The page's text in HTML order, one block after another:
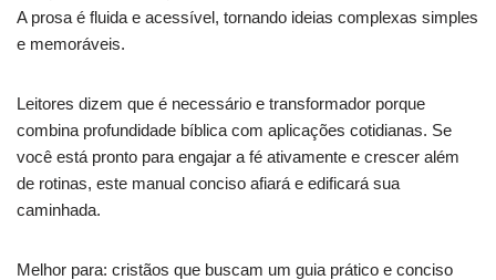
A prosa é fluida e acessível, tornando ideias complexas simples
e memoráveis.
Leitores dizem que é necessário e transformador porque
combina profundidade bíblica com aplicações cotidianas. Se
você está pronto para engajar a fé ativamente e crescer além
de rotinas, este manual conciso afiará e edificará sua
caminhada.
Melhor para: cristãos que buscam um guia prático e conciso